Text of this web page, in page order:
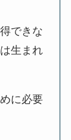
できな
生まれ
に必要